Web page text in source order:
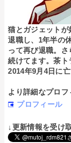
猫とガジェット
退職し、1年半の
って再び退職。
続けてます。茶ト
2014年9月4日に
より詳細なプロフ
プロフィール
↓更新情報を受け